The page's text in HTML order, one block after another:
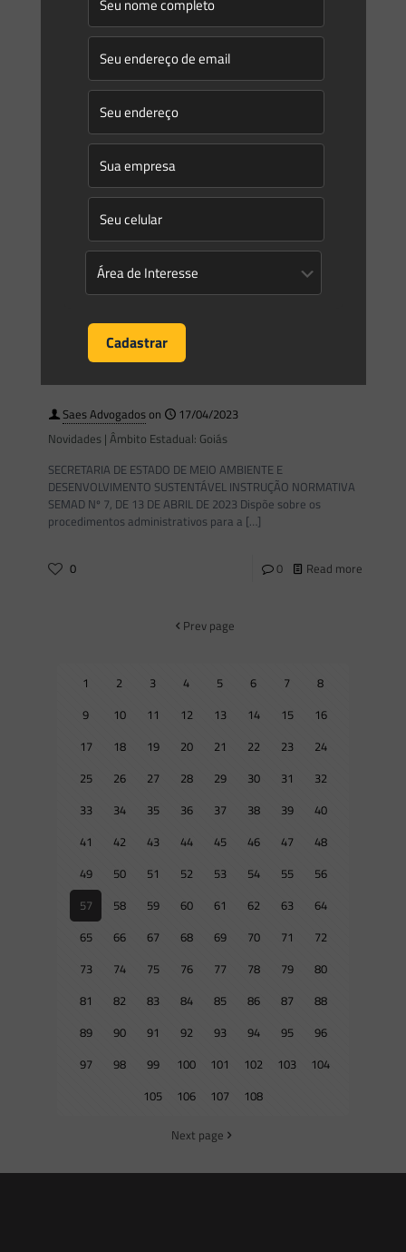
Novidades | Âmbito Estadual: Santa Catarina
Presidente do Instituto do Meio Ambiente do Estado de
Santa Catarina – IMA, no uso[…]
0 Read more
Saes Advogadoson
17/04/2023
Novidades | Âmbito Federal
INSTITUTO BRASILEIRO DO MEIO AMBIENTE E DOS
RECURSOS NATURAIS RENOVÁVEIS DIRETORIA DE
QUALIDADE AMBIENTAL PORTARIA IBAMA Nº 73, DE 5 DE
Saes Advogadoson
17/04/2023
Novidades | Âmbito Estadual: Goiás
SECRETARIA DE ESTADO DE MEIO AMBIENTE E
DESENVOLVIMENTO SUSTENTÁVEL INSTRUÇÃO NORMATIVA
SEMAD Nº 7, DE 13 DE ABRIL DE 2023 Dispõe sobre os
procedimentos administrativos para a […]
0 0 Read more
Prev page
1 2 3 4 5 6 7
8
9
10 11 12 13 14 15
16
17
18 19 20 21 22 23
24
25
26 27 28 29 30 31
32
33
34 35 36 37 38 39
40
41
42 43 44 45 46 47
48
49
50 51 52 53 54 55
56
57
58 59 60 61 62 63
64
65
66 67 68 69 70 71
72
73
74 75 76 77 78 79
80
81
82 83 84 85 86 87
88
89
90 91 92 93 94 95
96
97
98 99 100 101 102 103
104
105
106 107 108
Next page